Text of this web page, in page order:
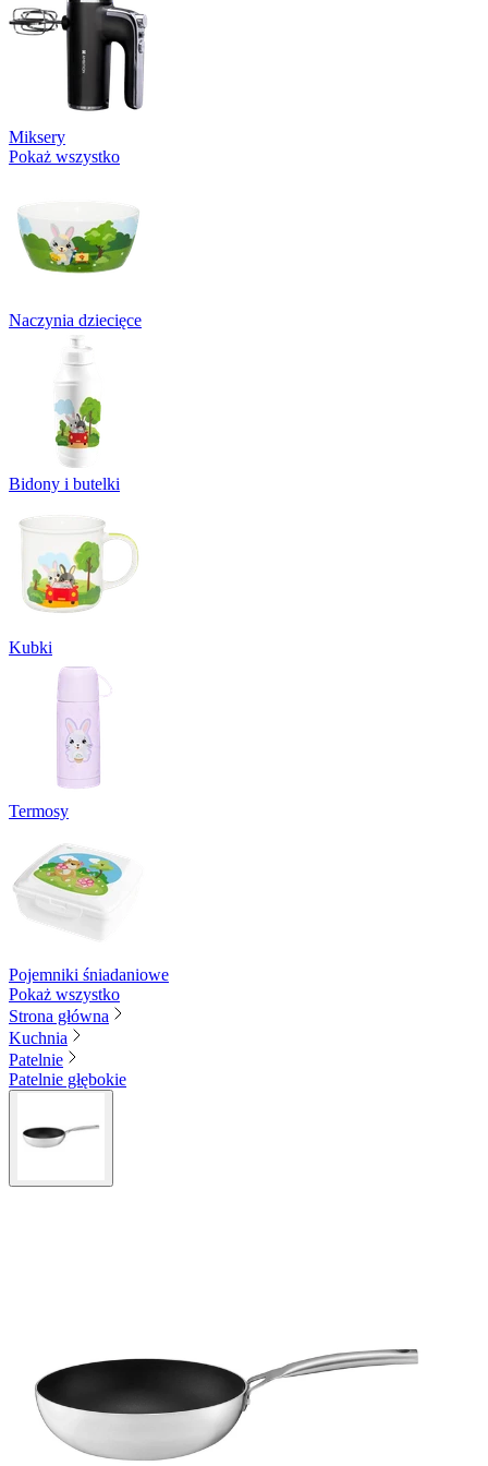
Miksery
Pokaż wszystko
Naczynia dziecięce
Bidony i butelki
Kubki
Termosy
Pojemniki śniadaniowe
Pokaż wszystko
Strona główna
Kuchnia
Patelnie
Patelnie głębokie